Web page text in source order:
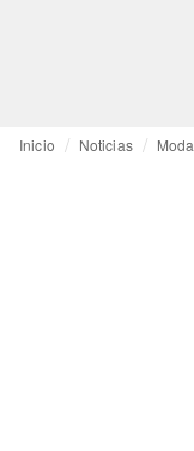
Inicio Noticias Moda